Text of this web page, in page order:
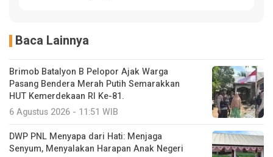
Baca Lainnya
Brimob Batalyon B Pelopor Ajak Warga
Pasang Bendera Merah Putih Semarakkan
HUT Kemerdekaan RI Ke-81.
6 Agustus 2026 - 11:51 WIB
DWP PNL Menyapa dari Hati: Menjaga
Senyum, Menyalakan Harapan Anak Negeri